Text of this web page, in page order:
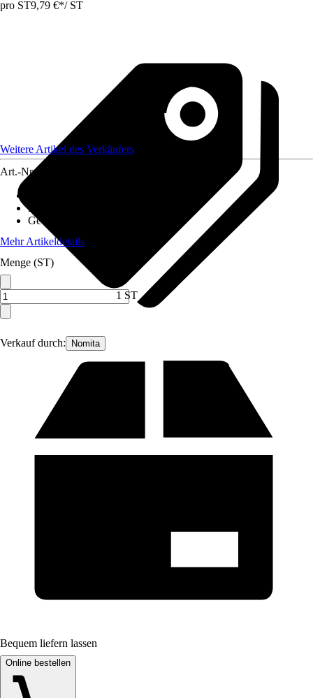
pro ST9,79 €*/ ST
Verkauf durch: Nomita
Weitere Artikel des Verkäufers
Art.-Nr.
Material Gerät
Gewicht
Mehr Artikeldetails
Menge (ST)
1 ST
Bequem liefern lassen
Online bestellen